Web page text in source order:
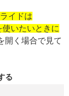
イドは
いたいときに
開く場合で見て
る